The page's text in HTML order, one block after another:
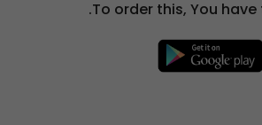
To order this, You